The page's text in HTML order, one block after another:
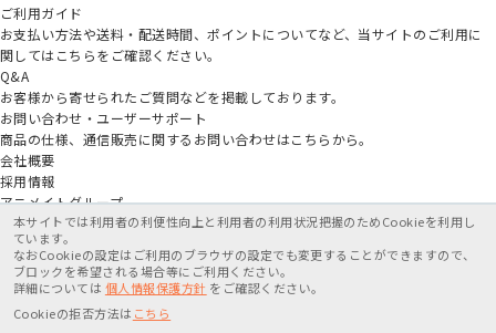
ご利用ガイド
お支払い方法や送料・配送時間、ポイントについてなど、当サイトのご利用に
関してはこちらをご確認ください。
Q&A
お客様から寄せられたご質問などを掲載しております。
お問い合わせ・ユーザーサポート
商品の仕様、通信販売に関するお問い合わせはこちらから。
会社概要
採用情報
アニメイトグループ
特定商取引法に基づく表記
本サイトでは利用者の利便性向上と利用者の利用状況把握のためCookieを利用し
ています。
なおCookieの設定はご利用のブラウザの設定でも変更することができますので、
ブロックを希望される場合等にご利用ください。
詳細については 個人情報保護方針 をご確認ください。
Cookieの拒否方法は こちら